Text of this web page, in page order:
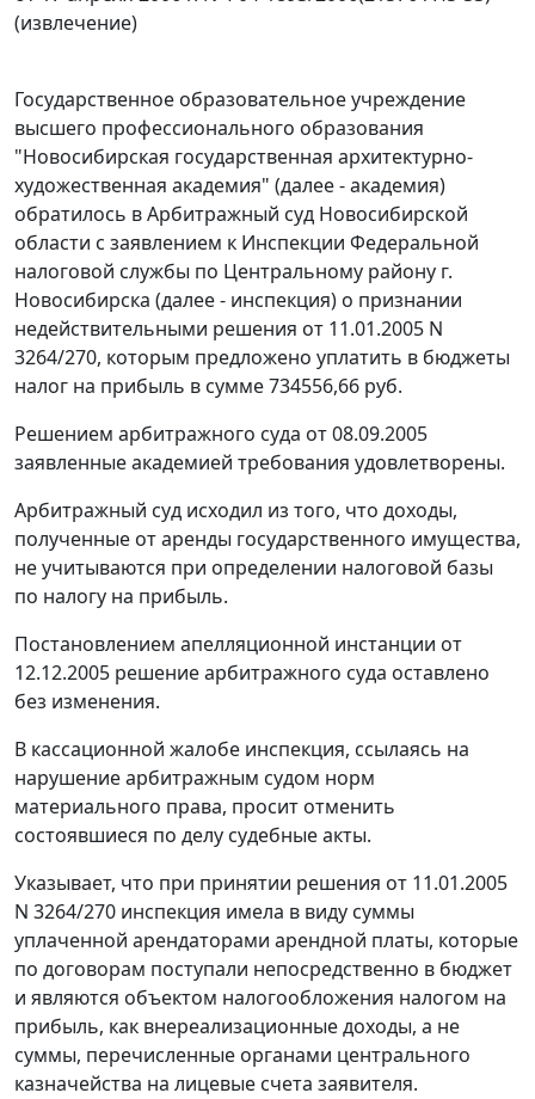
(извлечение)
Государственное образовательное учреждение
высшего профессионального образования
"Новосибирская государственная архитектурно-
художественная академия" (далее - академия)
обратилось в Арбитражный суд Новосибирской
области с заявлением к Инспекции Федеральной
налоговой службы по Центральному району г.
Новосибирска (далее - инспекция) о признании
недействительными решения от 11.01.2005 N
3264/270, которым предложено уплатить в бюджеты
налог на прибыль в сумме 734556,66 руб.
Решением арбитражного суда от 08.09.2005
заявленные академией требования удовлетворены.
Арбитражный суд исходил из того, что доходы,
полученные от аренды государственного имущества,
не учитываются при определении налоговой базы
по налогу на прибыль.
Постановлением апелляционной инстанции от
12.12.2005 решение арбитражного суда оставлено
без изменения.
В кассационной жалобе инспекция, ссылаясь на
нарушение арбитражным судом норм
материального права, просит отменить
состоявшиеся по делу судебные акты.
Указывает, что при принятии решения от 11.01.2005
N 3264/270 инспекция имела в виду суммы
уплаченной арендаторами арендной платы, которые
по договорам поступали непосредственно в бюджет
и являются объектом налогообложения налогом на
прибыль, как внереализационные доходы, а не
суммы, перечисленные органами центрального
казначейства на лицевые счета заявителя.